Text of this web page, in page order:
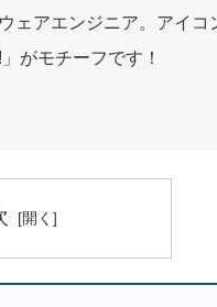
ェアエンジニア。アイコ
がモチーフです！